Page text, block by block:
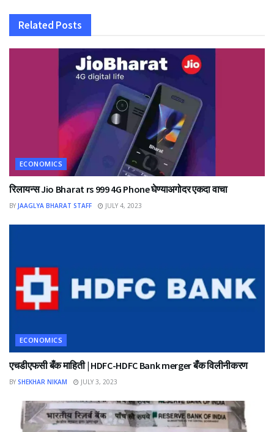
Related Posts
ECONOMICS
रिलायन्स Jio Bharat rs 999 4G Phone घेण्याअगोदर एकदा वाचा
BY JAAGLYA BHARAT STAFF JULY 4, 2023
ECONOMICS
एचडीएफसी बँक माहिती | HDFC-HDFC Bank merger बँक विलीनीकरण
BY SHEKHAR NIKAM JULY 3, 2023